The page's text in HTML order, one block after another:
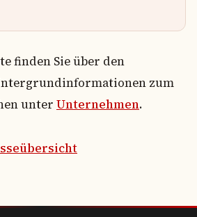
finden Sie über den
zum
unter Unternehmen.